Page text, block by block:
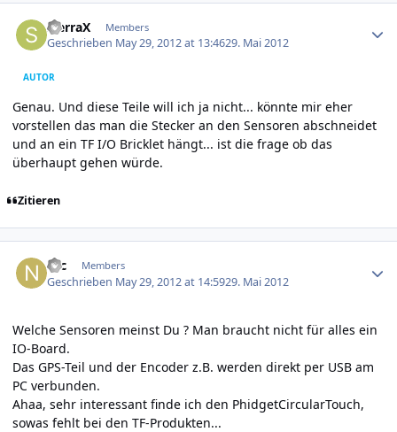
SierraX Members
Geschrieben May 29, 2012 at 13:4629. Mai 2012
AUTOR
Genau. Und diese Teile will ich ja nicht... könnte mir eher
vorstellen das man die Stecker an den Sensoren abschneidet
und an ein TF I/O Bricklet hängt... ist die frage ob das
überhaupt gehen würde.
Zitieren
Nic Members
Geschrieben May 29, 2012 at 14:5929. Mai 2012
Welche Sensoren meinst Du ? Man braucht nicht für alles ein
IO-Board.
Das GPS-Teil und der Encoder z.B. werden direkt per USB am
PC verbunden.
Ahaa, sehr interessant finde ich den PhidgetCircularTouch,
sowas fehlt bei den TF-Produkten...